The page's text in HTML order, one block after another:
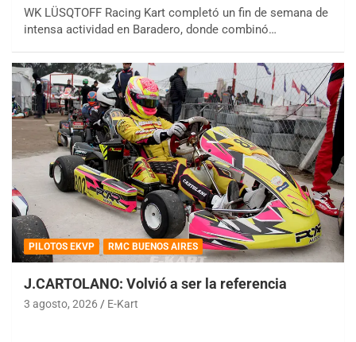
WK LÜSQTOFF Racing Kart completó un fin de semana de
intensa actividad en Baradero, donde combinó…
PILOTOS EKVP RMC BUENOS AIRES
J.CARTOLANO: Volvió a ser la referencia
3 agosto, 2026 E-Kart